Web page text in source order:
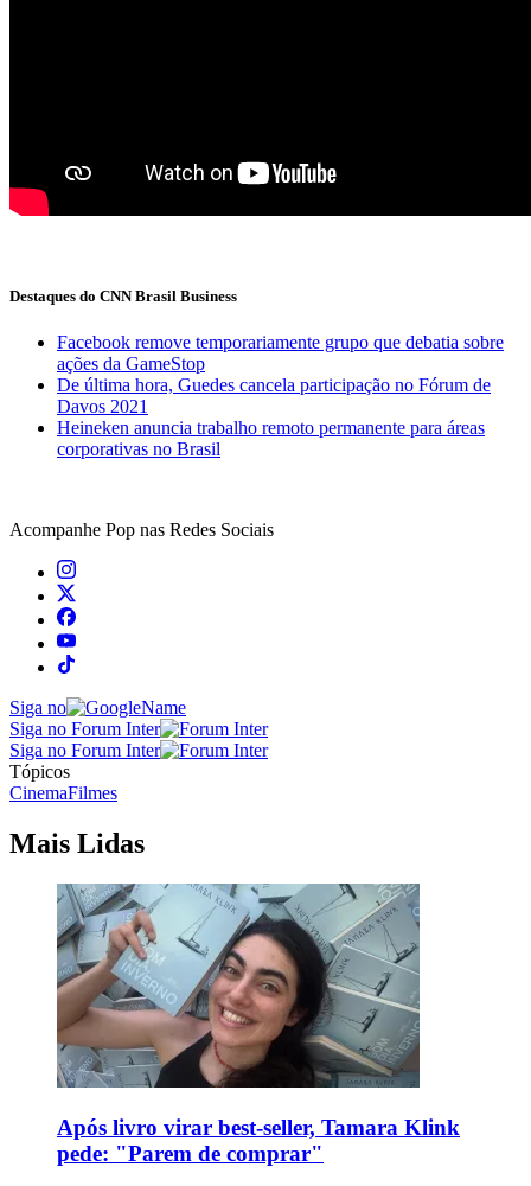
Destaques do CNN Brasil Business
Facebook remove temporariamente grupo que debatia sobre
ações da GameStop
De última hora, Guedes cancela participação no Fórum de
Davos 2021
Heineken anuncia trabalho remoto permanente para áreas
corporativas no Brasil
Acompanhe Pop nas Redes Sociais
Siga no
Siga no Forum Inter
Siga no Forum Inter
Tópicos
CinemaFilmes
Mais Lidas
Após livro virar best-seller, Tamara Klink
pede: "Parem de comprar"